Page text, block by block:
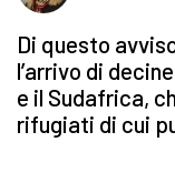
Di questo
l’arrivo di
e il Sudafrica,
rifugiati di cui